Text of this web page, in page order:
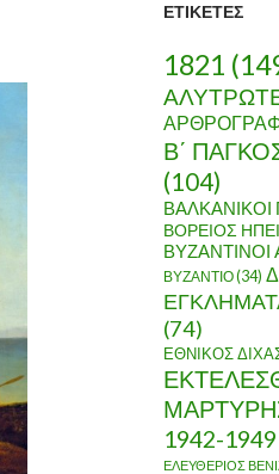
ο
ΕΤΙΚΈΤΕΣ
1821
Β΄
(104)
ΒΟΡΕΙΟΣ
ΒΥΖΑΝΤΙΟ(34)
(74)
ΕΘΝΙΚΟΣ
1942-1949
ΕΛΕΥΘΕΡΙΟΣ